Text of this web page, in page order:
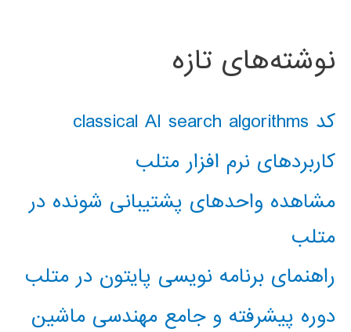
نوشته‌های تازه
کد classical AI search algorithms
کاربردهای نرم افزار متلب
مشاهده واحدهای پشتیبانی شونده در
متلب
راهنمای برنامه نویسی پایتون در متلب
دوره پیشرفته و جامع مهندسی ماشین